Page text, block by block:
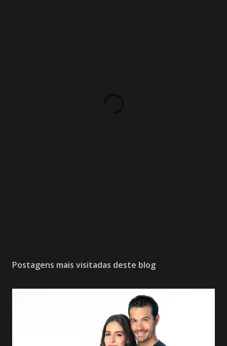
Postagens mais visitadas deste blog